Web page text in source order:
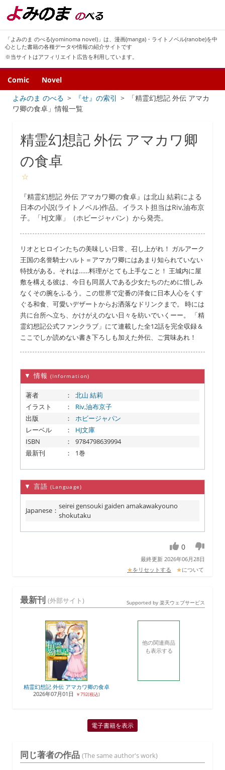
「よみのま のべる(yominoma novel)」は、漫画(manga)・ライトノベル(ranobe)を中
心とした書籍の各種データや情報の紹介サイトです
※当サイトはアフィリエイト広告を利用しています。
Comic
Novel
よみのま のべる
『せ』の索引
「精霊幻想記 外伝 アマカ
ワ卿の食卓」情報一覧
精霊幻想記 外伝 アマカワ卿
の食卓
☆
『精霊幻想記 外伝 アマカワ卿の食卓』は北山 結莉による
日本の小説(ライトノベル)作品。イラスト担当はRiv,油布京
子。「HJ文庫」（ホビージャパン）から発売。
リオとヒロインたちの美味しい日常、召し上がれ！ ガルアーク
王国の名誉騎士ハルト＝アマカワ卿にはあまり知られていない
特技がある。それは……料理がとても上手なこと！ 王城内に屋
敷を構える彼は、今日も同居人である少女たちのために惜しみ
なくその腕をふるう。この世界で定番の洋食に日本人心をくす
ぐる和食、可愛いデザートからお洒落なドリンクまで。 時には
共に台所へ立ち、かけがえのない日々を紡いでいくーー。 「精
霊幻想記公式ファンクラブ」にて連載した全12話を完全収録＆
ここでしか読めない書き下ろしも加えた外伝、ご賞味あれ！
▼ 情報 (Information)
著者 ：
北山 結莉
イラスト
：
Riv,油布京子
出版
：
ホビージャパン
レーベル
：
HJ文庫
ISBN
：
9784798639994
最新刊
： 1巻
▼ 言語 (Language)
Japanese ： seirei gensouki gaiden amakawakyouno
shokutaku
0
最終更新 2026年06月28日
★をリセットする ★について
最新刊 (外部サイト) Supported by 楽天ウェブサービス
精霊幻想記 外伝 アマカワ卿の食卓
2026年07月01日
￥792(税込)
他の関連商品
も表示する
電子書籍を表示
同じ著者の作品 (The same author's work)